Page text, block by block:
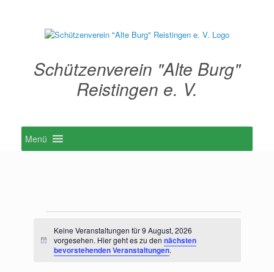
Schützenverein "Alte Burg"
Reistingen e. V.
Menü
August,
Hinweis
Keine Veranstaltungen für 9 August, 2026
vorgesehen. Hier geht es zu dennächsten
bevorstehenden Veranstaltungen.